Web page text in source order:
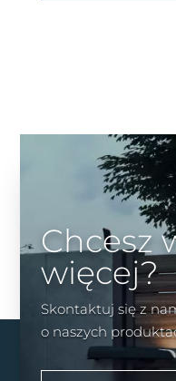
Chcesz
więcej?
Skontaktuj się z
o naszych